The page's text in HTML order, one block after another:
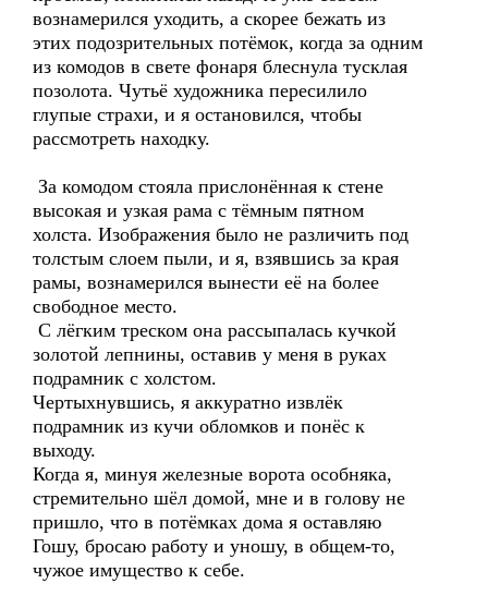
вознамерился уходить, а скорее бежать из
этих подозрительных потёмок, когда за одним
из комодов в свете фонаря блеснула тусклая
позолота. Чутьё художника пересилило
глупые страхи, и я остановился, чтобы
рассмотреть находку.
За комодом стояла прислонённая к стене
высокая и узкая рама с тёмным пятном
холста. Изображения было не различить под
толстым слоем пыли, и я, взявшись за края
рамы, вознамерился вынести её на более
свободное место.
С лёгким треском она рассыпалась кучкой
золотой лепнины, оставив у меня в руках
подрамник с холстом.
Чертыхнувшись, я аккуратно извлёк
подрамник из кучи обломков и понёс к
выходу.
Когда я, минуя железные ворота особняка,
стремительно шёл домой, мне и в голову не
пришло, что в потёмках дома я оставляю
Гошу, бросаю работу и уношу, в общем-то,
чужое имущество к себе.